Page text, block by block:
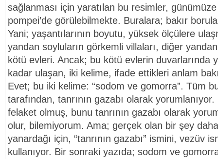
sağlanması için yaratılan bu resimler,
pompei’de görülebilmekte. Buralara; bakır
Yani; yaşantılarının boyutu, yüksek ölçülere
yandan soyluların görkemli villaları, diğer
kötü evleri. Ancak; bu kötü evlerin duvarlarında
kadar ulaşan, iki kelime, ifade ettikleri anlam
Evet; bu iki kelime: “sodom ve gomorra”. Tüm
tarafından, tanrının gazabı olarak
felaket olmuş, bunu tanrının gazabı olarak
olur, bilemiyorum. Ama; gerçek olan bir şey
yanardağı için, “tanrının gazabı” ismini, vezüv
kullanıyor. Bir sonraki yazıda; sodom ve